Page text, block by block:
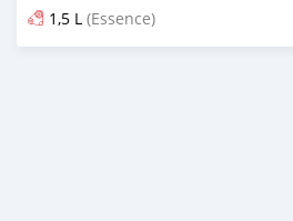
1,5 L (Essence)